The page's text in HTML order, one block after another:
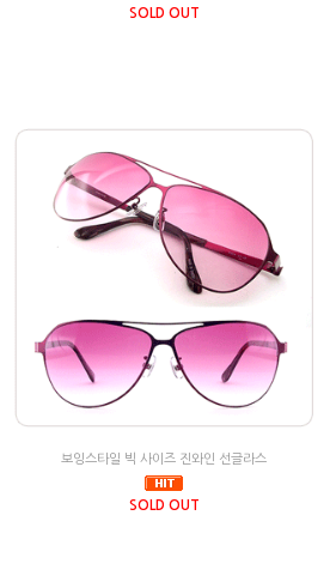
SOLD OUT
보잉스타일 빅 사이즈 진와인 선글라스
SOLD OUT